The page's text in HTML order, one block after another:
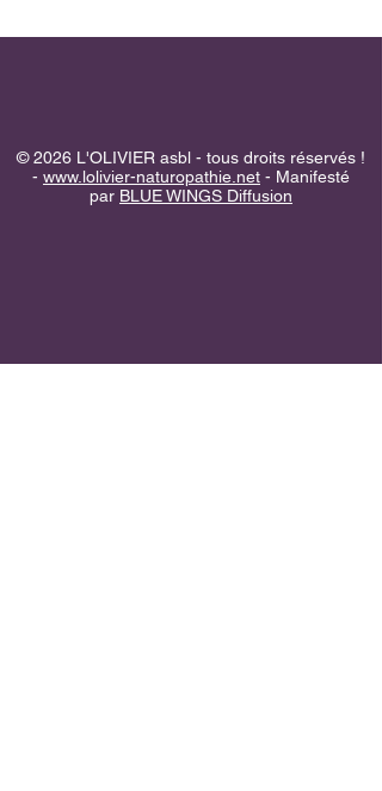
© 2026 L'OLIVIER asbl - tous droits réservés !
- www.lolivier-naturopathie.net - Manifesté
par BLUE WINGS Diffusion